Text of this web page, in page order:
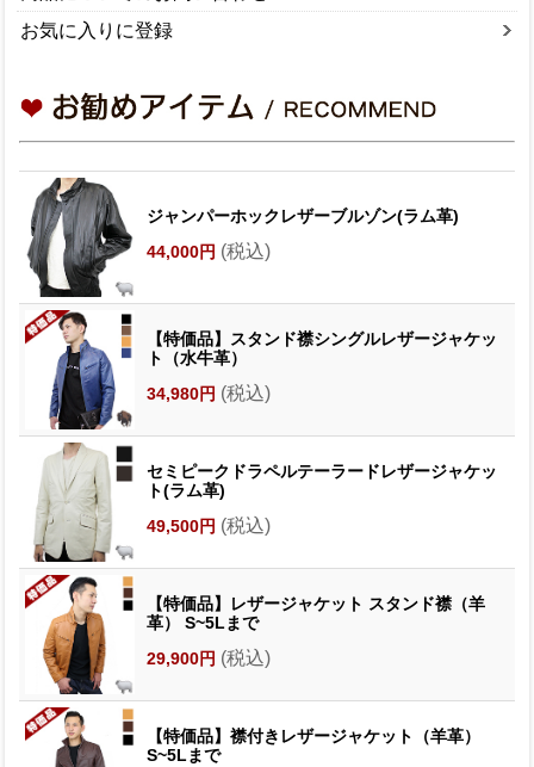
お気に入りに登録
ジャンパーホックレザーブルゾン(ラム革)
44,000円 (税込)
【特価品】スタンド襟シングルレザージャケッ
ト（水牛革）
34,980円 (税込)
セミピークドラペルテーラードレザージャケッ
ト(ラム革)
49,500円 (税込)
【特価品】レザージャケット スタンド襟（羊
革） S~5Lまで
29,900円 (税込)
【特価品】襟付きレザージャケット（羊革）
S~5Lまで